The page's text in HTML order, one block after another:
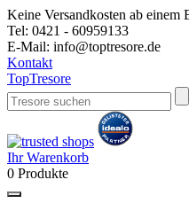
Keine Versandkosten ab einem
Tel: 0421 - 60959133
E-Mail: info@toptresore.de
Kontakt
TopTresore
Ihr Warenkorb
0 Produkte